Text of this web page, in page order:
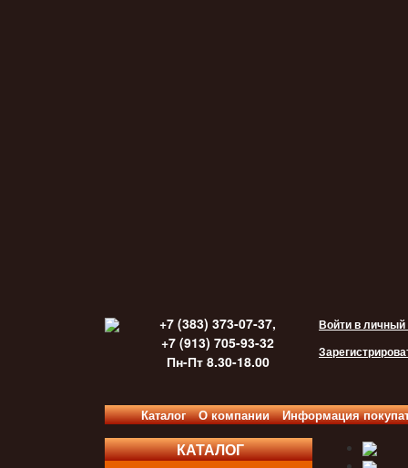
+7 (383) 373-07-37,
+7 (913) 705-93-32
Пн-Пт 8.30-18.00
Войти в личный
Каталог О компании Информация
КАТАЛОГ